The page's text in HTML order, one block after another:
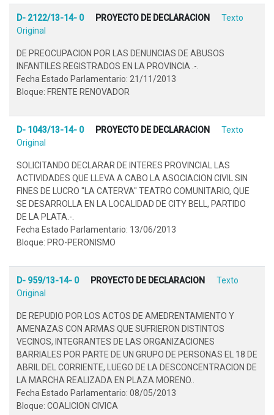
D- 2122/13-14- 0 PROYECTO DE DECLARACION
Texto
Original
DE PREOCUPACION POR LAS DENUNCIAS DE ABUSOS
INFANTILES REGISTRADOS EN LA PROVINCIA .-.
Fecha Estado Parlamentario: 21/11/2013
Bloque: FRENTE RENOVADOR
D- 1043/13-14- 0 PROYECTO DE DECLARACION
Texto
Original
SOLICITANDO DECLARAR DE INTERES PROVINCIAL LAS
ACTIVIDADES QUE LLEVA A CABO LA ASOCIACION CIVIL SIN
FINES DE LUCRO "LA CATERVA" TEATRO COMUNITARIO, QUE
SE DESARROLLA EN LA LOCALIDAD DE CITY BELL, PARTIDO
DE LA PLATA.-.
Fecha Estado Parlamentario: 13/06/2013
Bloque: PRO-PERONISMO
D- 959/13-14- 0 PROYECTO DE DECLARACION
Texto
Original
DE REPUDIO POR LOS ACTOS DE AMEDRENTAMIENTO Y
AMENAZAS CON ARMAS QUE SUFRIERON DISTINTOS
VECINOS, INTEGRANTES DE LAS ORGANIZACIONES
BARRIALES POR PARTE DE UN GRUPO DE PERSONAS EL 18 DE
ABRIL DEL CORRIENTE, LUEGO DE LA DESCONCENTRACION DE
LA MARCHA REALIZADA EN PLAZA MORENO..
Fecha Estado Parlamentario: 08/05/2013
Bloque: COALICION CIVICA